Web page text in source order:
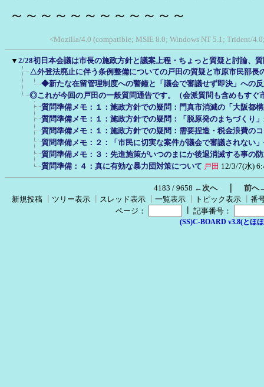
～～～～～～～～～～～～
<Mozilla/4.0 (compatible; MSIE 8.0; Windows NT 5.1; Trident/
▼ 2/28初日本会議は市長の施政方針と議案上程・ちょっと質疑と討論、
△外登法廃止に伴う条例整備についての戸田の質疑と市原市民部長
◆新たな在留管理制度への警鐘と「議会で審議せず即決」への
◎これが今回の戸田の一般質問通告です。（会派質問も含めもすぐ
質問準備メモ：１：施政方針での疑問：門真市消滅の「大阪都
質問準備メモ：１：施政方針での疑問：「脱原発のまちづくり
質問準備メモ：１：施政方針での疑問：需要捏造・税金浪費の
質問準備メモ：２：「市民に切実な案件が議会で審議されない
質問準備メモ：３：先進施策がいつのまにか後退消滅する事の
質問準備：４：真に有効な暴力団対策について 戸田 12/3/7(水)
4183 / 9658 ←次へ｜ 前へ
新規投稿
ツリー表示 スレッド表示 一覧表示 トピック表示
番
ページ：
記事番号：
(SS)C-BOARD v3.8(とほ